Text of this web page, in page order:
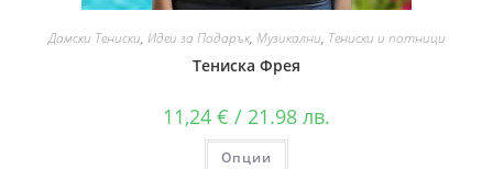
Дамски Тениски, Идеи за Подарък, Музикални, Тениски и потници
Тениска Фрея
11,24 € / 21.98 лв.
Опции